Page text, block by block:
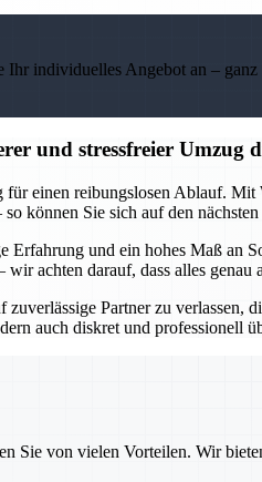
Ihr individuelles Angebot an –
und stressfreier Umzug
einen reibungslosen Ablauf.
können Sie sich auf den
und ein hohes Maß an
wir achten darauf, dass alles
Partner zu
auch diskret und professionell
Sie von vielen Vorteilen. Wir